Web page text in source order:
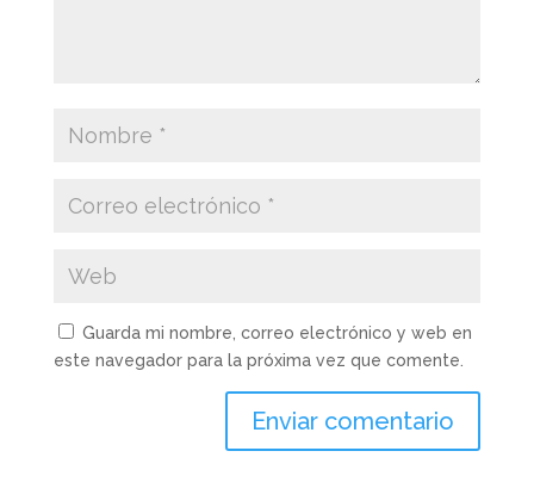
Guarda mi nombre, correo electrónico y web en
este navegador para la próxima vez que comente.
Enviar comentario